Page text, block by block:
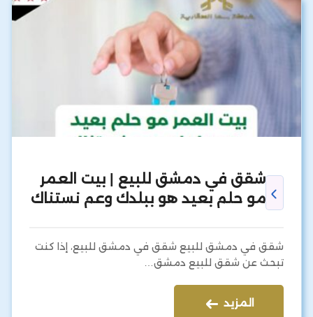
شقق في دمشق للبيع | بيت العمر
مو حلم بعيد هو ببلدك وعم نستناك
شقق في دمشق للبيع شقق في دمشق للبيع، إذا كنت
تبحث عن شقق للبيع دمشق…
المزيد